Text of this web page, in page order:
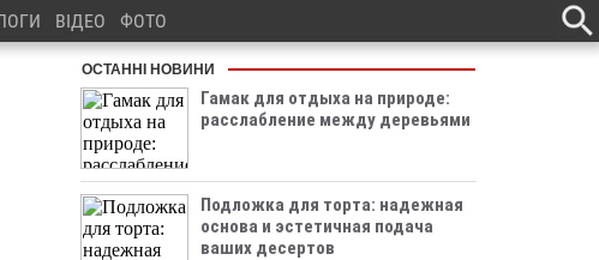
ВІДЕО ФОТО
ОСТАННІ НОВИНИ
Гамак для отдыха на природе:
расслабление между деревьями
Подложка для торта: надежная
основа и эстетичная подача
ваших десертов